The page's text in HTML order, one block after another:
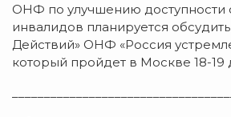
ОНФ по улучшению доступности
инвалидов планируется
Действий» ОНФ «Россия
который пройдет в Москве 18-19